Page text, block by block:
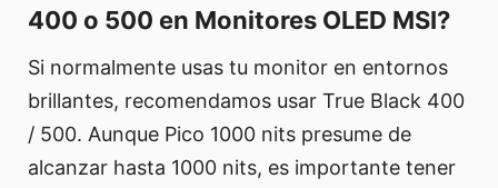
400 o 500 en Monitores OLED MSI?
Si normalmente usas tu monitor en entornos
brillantes, recomendamos usar True Black 400
/ 500. Aunque Pico 1000 nits presume de
alcanzar hasta 1000 nits, es importante tener